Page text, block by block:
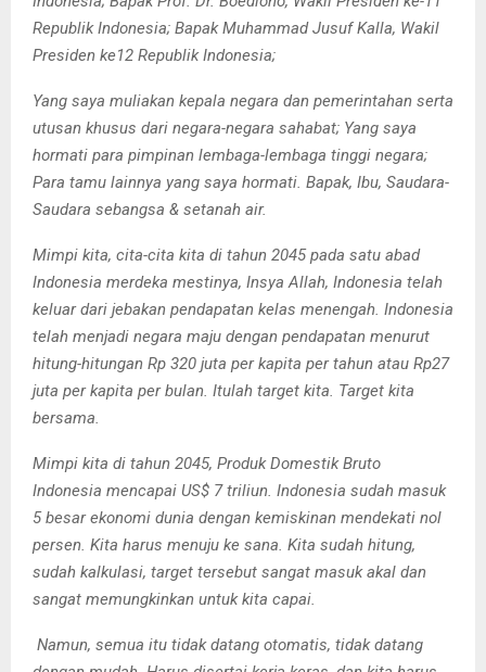
Republik Indonesia; Bapak Muhammad Jusuf Kalla, Wakil
Presiden ke12 Republik Indonesia;
Yang saya muliakan kepala negara dan pemerintahan serta
utusan khusus dari negara-negara sahabat; Yang saya
hormati para pimpinan lembaga-lembaga tinggi negara;
Para tamu lainnya yang saya hormati. Bapak, Ibu, Saudara-
Saudara sebangsa & setanah air.
Mimpi kita, cita-cita kita di tahun 2045 pada satu abad
Indonesia merdeka mestinya, Insya Allah, Indonesia telah
keluar dari jebakan pendapatan kelas menengah. Indonesia
telah menjadi negara maju dengan pendapatan menurut
hitung-hitungan Rp 320 juta per kapita per tahun atau Rp27
juta per kapita per bulan. Itulah target kita. Target kita
bersama.
Mimpi kita di tahun 2045, Produk Domestik Bruto
Indonesia mencapai US$ 7 triliun. Indonesia sudah masuk
5 besar ekonomi dunia dengan kemiskinan mendekati nol
persen. Kita harus menuju ke sana. Kita sudah hitung,
sudah kalkulasi, target tersebut sangat masuk akal dan
sangat memungkinkan untuk kita capai.
Namun, semua itu tidak datang otomatis, tidak datang